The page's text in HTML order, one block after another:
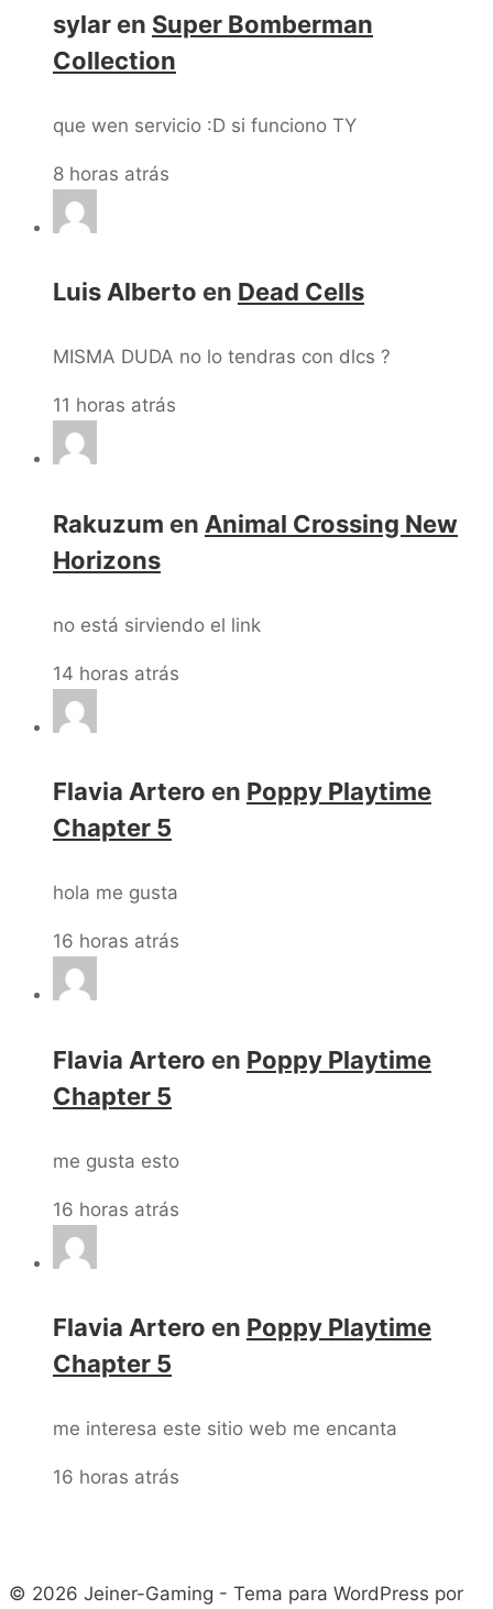
sylar en Super Bomberman
Collection
que wen servicio :D si funciono TY
8 horas atrás
Luis Alberto en Dead Cells
MISMA DUDA no lo tendras con dlcs ?
11 horas atrás
Rakuzum en Animal Crossing New
Horizons
no está sirviendo el link
14 horas atrás
Flavia Artero en Poppy Playtime
Chapter 5
hola me gusta
16 horas atrás
Flavia Artero en Poppy Playtime
Chapter 5
me gusta esto
16 horas atrás
Flavia Artero en Poppy Playtime
Chapter 5
me interesa este sitio web me encanta
16 horas atrás
© 2026 Jeiner-Gaming - Tema para WordPress por